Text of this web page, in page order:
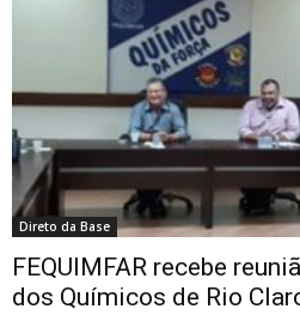
Direto da Base
FEQUIMFAR recebe
dos Químicos de Rio